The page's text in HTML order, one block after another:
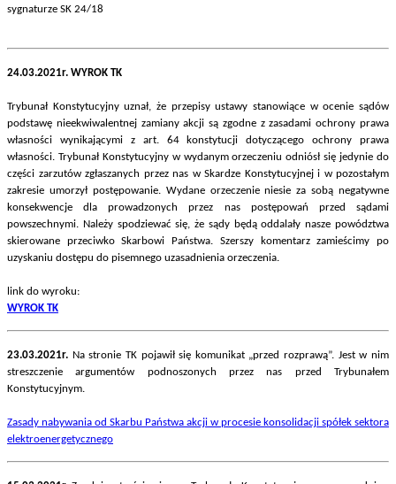
sygnaturze SK 24/18
24.03.2021r. WYROK TK
Trybunał Konstytucyjny uznał, że przepisy ustawy stanowiące w ocenie sądów
podstawę nieekwiwalentnej zamiany akcji są zgodne z zasadami ochrony prawa
własności wynikającymi z art. 64 konstytucji dotyczącego ochrony prawa
własności. Trybunał Konstytucyjny w wydanym orzeczeniu odniósł się jedynie do
części zarzutów zgłaszanych przez nas w Skardze Konstytucyjnej i w pozostałym
zakresie umorzył postępowanie. Wydane orzeczenie niesie za sobą negatywne
konsekwencje dla prowadzonych przez nas postępowań przed sądami
powszechnymi. Należy spodziewać się, że sądy będą oddalały nasze powództwa
skierowane przeciwko Skarbowi Państwa. Szerszy komentarz zamieścimy po
uzyskaniu dostępu do pisemnego uzasadnienia orzeczenia.
link do wyroku:
WYROK TK
23.03.2021r. Na stronie TK pojawił się komunikat „przed rozprawą”. Jest w nim
streszczenie argumentów podnoszonych przez nas przed Trybunałem
Konstytucyjnym.
Zasady nabywania od Skarbu Państwa akcji w procesie konsolidacji spółek sektora
elektroenergetycznego